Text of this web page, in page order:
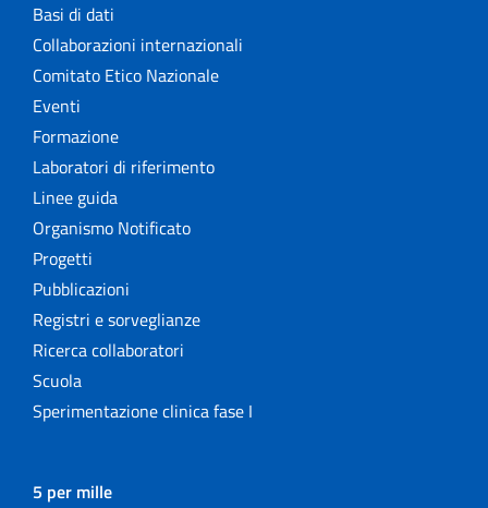
Basi di dati
Collaborazioni internazionali
Comitato Etico Nazionale
Eventi
Formazione
Laboratori di riferimento
Linee guida
Organismo Notificato
Progetti
Pubblicazioni
Registri e sorveglianze
Ricerca collaboratori
Scuola
Sperimentazione clinica fase I
5 per mille